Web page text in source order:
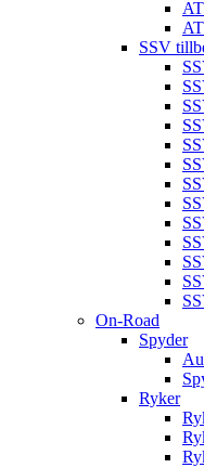
SSV
On-Road
Spyder
Ryker